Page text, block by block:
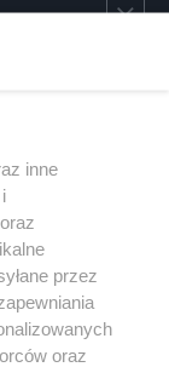
inne
przez
oraz